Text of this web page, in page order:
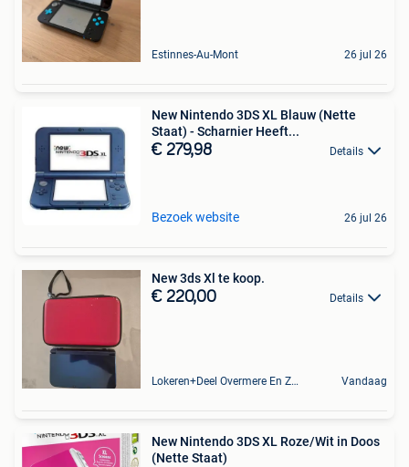
Estinnes-Au-Mont 26 jul 26
New Nintendo 3DS XL Blauw (Nette
Staat) - Scharnier Heeft...
€ 279,98 Details
Bezoek website 26 jul 26
New 3ds Xl te koop.
€ 220,00 Details
Lokeren+Deel Overmere En Zele Vandaag
New Nintendo 3DS XL Roze/Wit in Doos
(Nette Staat)